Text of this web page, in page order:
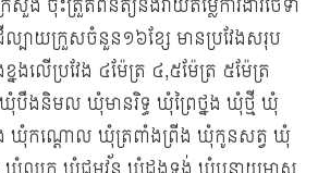
ង ចុះត្រួតពិនិត្យនិងវាយតម្លៃការងារថែទាំ
ល្បាយក្រួសចំនួន១៦ខ្សែ មានប្រវែងសរុប
លើប្រវែង ៤ម៉ែត្រ ៤,៥ម៉ែត្រ ៥ម៉ែត្រ
បឹងនិមល ឃុំមានរិទ្ធ ឃុំព្រៃថ្នង ឃុំថ្មី ឃុំ
កណ្តោល ឃុំត្រពាំងព្រីង ឃុំកូនសត្វ ឃុំ